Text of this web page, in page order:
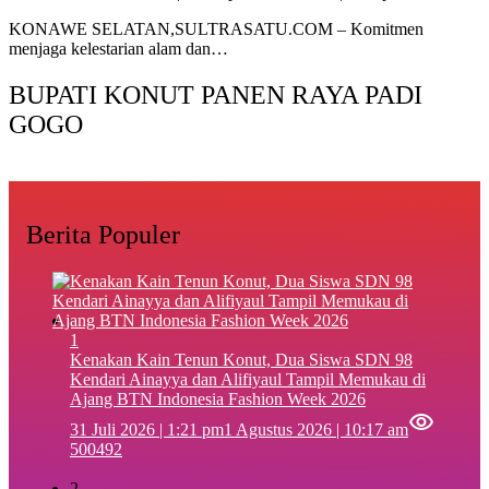
KONAWE SELATAN,SULTRASATU.COM – Komitmen
menjaga kelestarian alam dan…
BUPATI KONUT PANEN RAYA PADI
GOGO
Berita Populer
1
‎Kenakan Kain Tenun Konut, Dua Siswa SDN 98
Kendari Ainayya dan Alifiyaul Tampil Memukau di
Ajang BTN Indonesia Fashion Week 2026
31 Juli 2026 | 1:21 pm1 Agustus 2026 | 10:17 am
500492